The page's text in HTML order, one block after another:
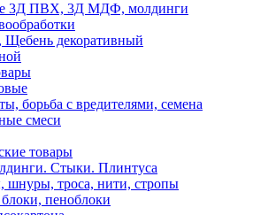
3Д ПВХ, 3Д МДФ, молдинги
Щебень декоративный
борьба с вредителями, семена
смеси
товары
Стыки. Плинтуса
шнуры, троса, нити, стропы
пеноблоки